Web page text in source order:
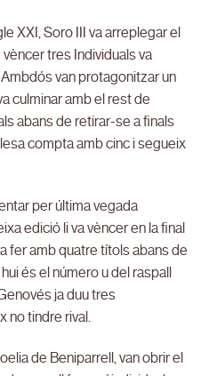
XXI, Soro III va arreplegar el
tres Individuals va
van protagonitzar un
culminar amb el rest de
abans de retirar-se a finals
compta amb cinc i segueix
per última vegada
edició li va vèncer en la final
fer amb quatre títols abans de
és el número u del raspall
ja duu tres
no tindre rival.
de Beniparrell, van obrir el